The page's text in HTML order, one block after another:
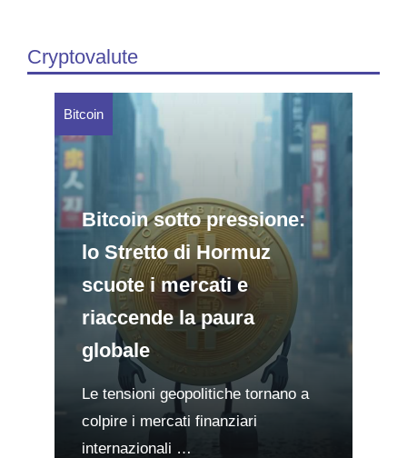
Cryptovalute
Bitcoin
Bitcoin sotto pressione:
lo Stretto di Hormuz
scuote i mercati e
riaccende la paura
globale
Le tensioni geopolitiche tornano a
colpire i mercati finanziari
internazionali …